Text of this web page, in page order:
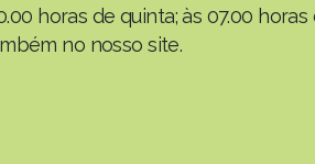
horas de quinta; às 07.00
no nosso site.